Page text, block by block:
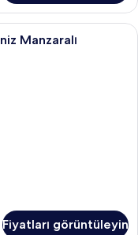
takımı, minibar, odada
Manzaralı
Fiyatları görüntüleyin